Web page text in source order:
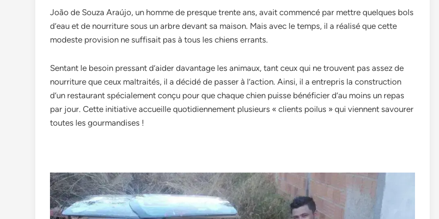
João de Souza Araújo, un homme de presque trente ans, avait commencé par mettre quelques bols
d’eau et de nourriture sous un arbre devant sa maison. Mais avec le temps, il a réalisé que cette
modeste provision ne suffisait pas à tous les chiens errants.
Sentant le besoin pressant d’aider davantage les animaux, tant ceux qui ne trouvent pas assez de
nourriture que ceux maltraités, il a décidé de passer à l’action. Ainsi, il a entrepris la construction
d’un restaurant spécialement conçu pour que chaque chien puisse bénéficier d’au moins un repas
par jour. Cette initiative accueille quotidiennement plusieurs « clients poilus » qui viennent savourer
toutes les gourmandises !